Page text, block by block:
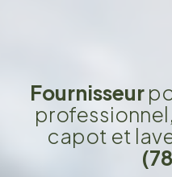
Fournisseur
capot et